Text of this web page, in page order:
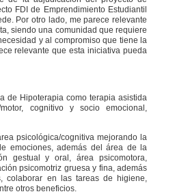
FDI de Emprendimiento Estudiantil
Por otro lado, me parece relevante
siendo una comunidad que requiere
y al compromiso que tiene la
relevante que esta iniciativa pueda
de Hipoterapia como terapia asistida
cognitivo y socio emocional,
psicológica/cognitiva mejorando la
emociones, además del área de la
gestual y oral, área psicomotora,
psicomotriz gruesa y fina, además
colaborar en las tareas de higiene,
otros beneficios.